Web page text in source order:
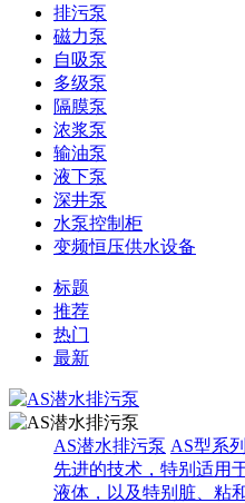
排污泵
磁力泵
自吸泵
多级泵
隔膜泵
浓浆泵
输油泵
液下泵
深井泵
水泵控制柜
变频恒压供水设备
标题
推荐
热门
最新
AS潜水排污泵 AS型系
先进的技术，特别适用
液体，以及特别脏、粘